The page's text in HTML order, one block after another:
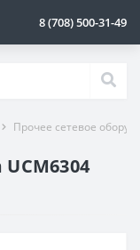
8 (708) 500-31-49
Прочее сетевое